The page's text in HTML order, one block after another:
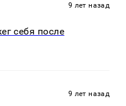
9 лет назад
себя после
9 лет назад